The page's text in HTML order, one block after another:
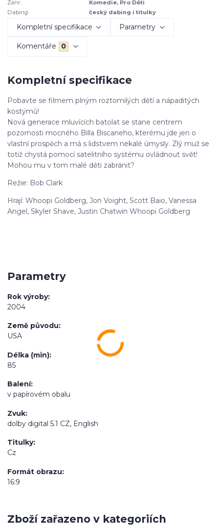
Žánr:
Komedie, Pro Děti
Dabing:
český dabing i titulky
Kompletní specifikace Parametry
Komentáře 0
Kompletní specifikace
Pobavte se filmem plným roztomilých dětí a nápaditých
kostýmů!
Nová generace mluvících batolat se stane centrem
pozornosti mocného Billa Biscaneho, kterému jde jen o
vlastní prospěch a má s lidstvem nekalé úmysly. Zlý muž se
totiž chystá pomocí satelitního systému ovládnout svět!
Mohou mu v tom malé děti zabránit?
Režie: Bob Clark
Hrají: Whoopi Goldberg, Jon Voight, Scott Baio, Vanessa
Angel, Skyler Shave, Justin Chatwin Whoopi Goldberg
Parametry
Rok výroby
2004
Země původu
USA
Délka (min)
85
Balení
v papírovém obalu
Zvuk
dolby digital 5.1 CZ, English
Titulky
Cz
Formát obrazu
16:9
Zboží zařazeno v kategoriích